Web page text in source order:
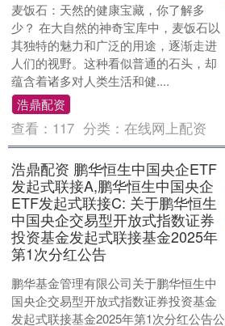
麦饭石：天然的健康宝藏，你了解多
少？ 在大自然的神奇宝库中，麦饭石以
其独特的魅力和广泛的用途，逐渐走进
人们的视野。这种看似普通的石头，却
蕴含着诸多对人类生活和健....
浩鼎配资
查看： 117 分类：在线网上配资
浩鼎配资 鹏华恒生中国央企ETF
发起式联接A,鹏华恒生中国央企
ETF发起式联接C: 关于鹏华恒生
中国央企交易型开放式指数证券
投资基金发起式联接基金2025年
第1次分红公告
鹏华基金管理有限公司关于鹏华恒生中
国央企交易型开放式指数证券投资基金
发起式联接基金2025年第1次分红公告公